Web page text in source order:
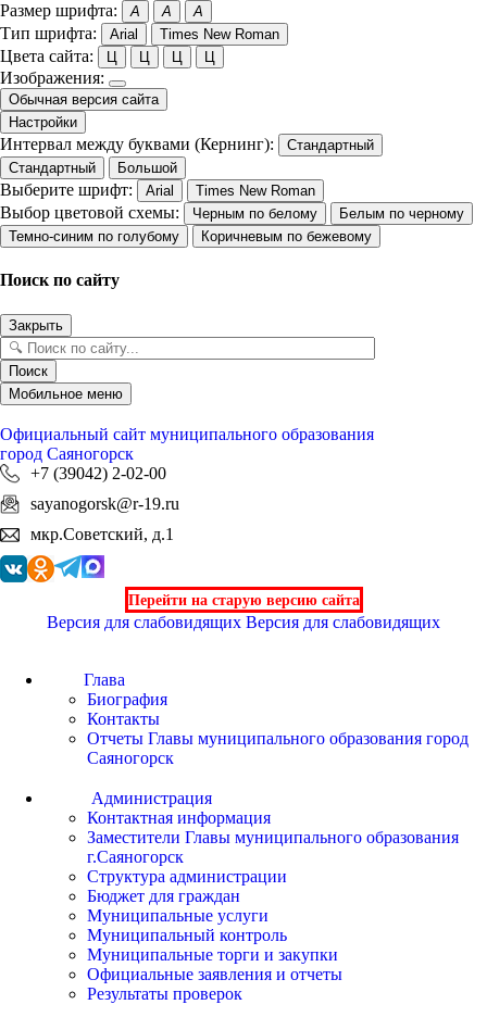
Размер шрифта: A A A
Тип шрифта: Arial Times New Roman
Цвета сайта: Ц Ц Ц Ц
Изображения:
Обычная версия сайта
Настройки
Интервал между буквами (Кернинг):
Стандартный
Стандартный
Большой
Выберите шрифт: Arial Times New Roman
Выбор цветовой схемы: Черным по белому
Белым по черному
Темно-синим по голубому
Коричневым по бежевому
Поиск по сайту
Закрыть
Поиск
Мобильное меню
Официальный сайт муниципального образования
город Саяногорск
+7 (39042) 2-02-00
sayanogorsk@r-19.ru
мкр.Советский, д.1
Перейти на старую версию сайта
Версия для слабовидящих Версия для слабовидящих
Глава
Биография
Контакты
Отчеты Главы муниципального образования город
Саяногорск
Администрация
Контактная информация
Заместители Главы муниципального образования
г.Саяногорск
Структура администрации
Бюджет для граждан
Муниципальные услуги
Муниципальный контроль
Муниципальные торги и закупки
Официальные заявления и отчеты
Результаты проверок